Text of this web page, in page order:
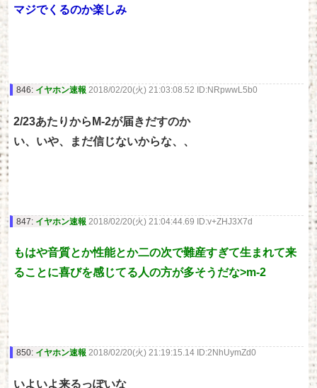
マジでくるのか楽しみ
846: イヤホン速報 2018/02/20(火) 21:03:08.52 ID:NRpwwL5b0
2/23あたりからM-2が届きだすのか
い、いや、まだ信じないからな、、
847: イヤホン速報 2018/02/20(火) 21:04:44.69 ID:v+ZHJ3X7d
もはや音質とか性能とか二の次で難産すぎて生まれて来
ることに喜びを感じてる人の方が多そうだな>m-2
850: イヤホン速報 2018/02/20(火) 21:19:15.14 ID:2NhUymZd0
いよいよ来るっぽいな